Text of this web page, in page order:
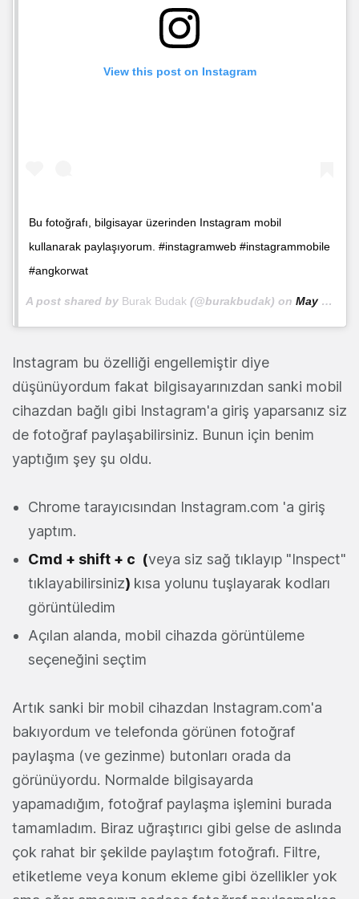
View this post on Instagram
Bu fotoğrafı, bilgisayar üzerinden Instagram mobil
kullanarak paylaşıyorum. #instagramweb #instagrammobile
#angkorwat
A post shared by Burak Budak (@burakbudak) on May 8, 2017 at 4:59pm PDT
Instagram bu özelliği engellemiştir diye
düşünüyordum fakat bilgisayarınızdan sanki mobil
cihazdan bağlı gibi Instagram'a giriş yaparsanız siz
de fotoğraf paylaşabilirsiniz. Bunun için benim
yaptığım şey şu oldu.
Chrome tarayıcısından Instagram.com 'a giriş
yaptım.
Cmd + shift + c (veya siz sağ tıklayıp "Inspect"
tıklayabilirsiniz) kısa yolunu tuşlayarak kodları
görüntüledim
Açılan alanda, mobil cihazda görüntüleme
seçeneğini seçtim
Artık sanki bir mobil cihazdan Instagram.com'a
bakıyordum ve telefonda görünen fotoğraf
paylaşma (ve gezinme) butonları orada da
görünüyordu. Normalde bilgisayarda
yapamadığım, fotoğraf paylaşma işlemini burada
tamamladım. Biraz uğraştırıcı gibi gelse de aslında
çok rahat bir şekilde paylaştım fotoğrafı. Filtre,
etiketleme veya konum ekleme gibi özellikler yok